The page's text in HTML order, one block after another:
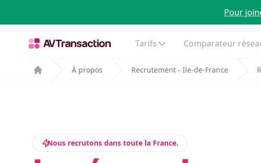
Pour
Tarifs Comparateur
Home
À propos Recrutement - Ile-de-France
Nous recrutons dans toute la France.